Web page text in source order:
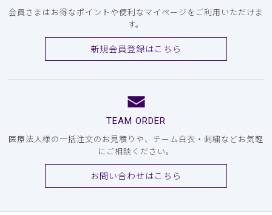
会員さまはお得なポイントや便利なマイページをご利用いただけま
す。
新規会員登録はこちら
TEAM ORDER
医療法人様の一括注文のお見積りや、チーム白衣・刺繍などお気軽
にご相談ください。
お問い合わせはこちら